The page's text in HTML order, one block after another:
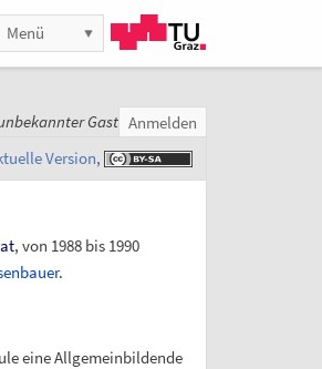
Menü
Gast Anmelden
Version,
, von 1988 bis 1990
.
eine Allgemeinbildende